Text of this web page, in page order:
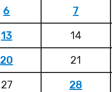
6
7
13
14
20
21
27 28